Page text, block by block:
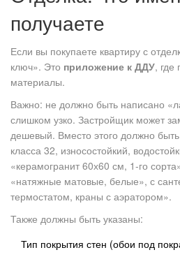
получаете
Если вы покупаете квартиру с
ключ». Это приложение к ДДУ, где
материалы.
Важно: не должно быть написано
слишком узко. Застройщик может
дешевый. Вместо этого должно
класса 32, износостойкий,
«керамогранит 60х60 см, 1-го
«натяжные матовые, белые», с
термостатом, краны с аэратором».
Также должны быть указаны:
Тип покрытия стен (обои под